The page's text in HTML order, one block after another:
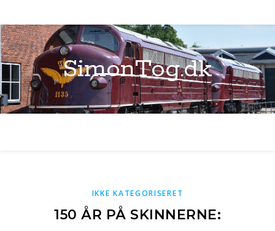
SimonTog.dk
IKKE KATEGORISERET
150 ÅR PÅ SKINNERNE: